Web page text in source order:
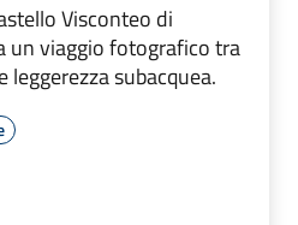
Visconteo di
un viaggio fotografico tra
subacquea.